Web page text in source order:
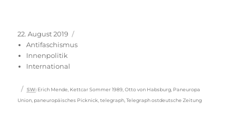
Veröffentlicht
am
22. August 2019
Antifaschismus
Innenpolitik
International
Schlagwörter
SW: Erich Mende Kettcar Sommer 1989 ,Otto von Habsburg Paneuropa
Union paneuropäisches Picknick ,telegraph ,Telegraph ostdeutsche Zeitung